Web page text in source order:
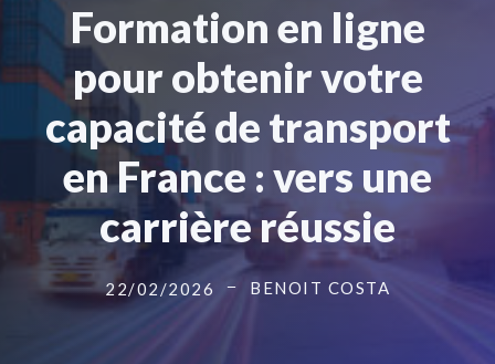
Formation en ligne
pour obtenir votre
capacité de transport
en France : vers une
carrière réussie
22/02/2026 BENOIT COSTA